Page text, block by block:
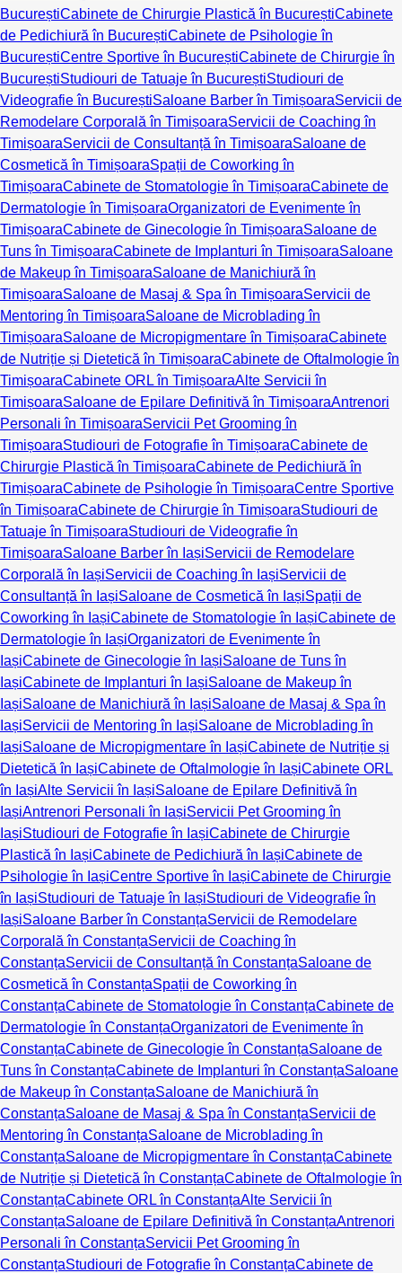
BucureștiCabinete de Chirurgie Plastică în BucureștiCabinete
de Pedichiură în BucureștiCabinete de Psihologie în
BucureștiCentre Sportive în BucureștiCabinete de Chirurgie în
BucureștiStudiouri de Tatuaje în BucureștiStudiouri de
Videografie în BucureștiSaloane Barber în TimișoaraServicii de
Remodelare Corporală în TimișoaraServicii de Coaching în
TimișoaraServicii de Consultanță în TimișoaraSaloane de
Cosmetică în TimișoaraSpații de Coworking în
TimișoaraCabinete de Stomatologie în TimișoaraCabinete de
Dermatologie în TimișoaraOrganizatori de Evenimente în
TimișoaraCabinete de Ginecologie în TimișoaraSaloane de
Tuns în TimișoaraCabinete de Implanturi în TimișoaraSaloane
de Makeup în TimișoaraSaloane de Manichiură în
TimișoaraSaloane de Masaj & Spa în TimișoaraServicii de
Mentoring în TimișoaraSaloane de Microblading în
TimișoaraSaloane de Micropigmentare în TimișoaraCabinete
de Nutriție și Dietetică în TimișoaraCabinete de Oftalmologie în
TimișoaraCabinete ORL în TimișoaraAlte Servicii în
TimișoaraSaloane de Epilare Definitivă în TimișoaraAntrenori
Personali în TimișoaraServicii Pet Grooming în
TimișoaraStudiouri de Fotografie în TimișoaraCabinete de
Chirurgie Plastică în TimișoaraCabinete de Pedichiură în
TimișoaraCabinete de Psihologie în TimișoaraCentre Sportive
în TimișoaraCabinete de Chirurgie în TimișoaraStudiouri de
Tatuaje în TimișoaraStudiouri de Videografie în
TimișoaraSaloane Barber în IașiServicii de Remodelare
Corporală în IașiServicii de Coaching în IașiServicii de
Consultanță în IașiSaloane de Cosmetică în IașiSpații de
Coworking în IașiCabinete de Stomatologie în IașiCabinete de
Dermatologie în IașiOrganizatori de Evenimente în
IașiCabinete de Ginecologie în IașiSaloane de Tuns în
IașiCabinete de Implanturi în IașiSaloane de Makeup în
IașiSaloane de Manichiură în IașiSaloane de Masaj & Spa în
IașiServicii de Mentoring în IașiSaloane de Microblading în
IașiSaloane de Micropigmentare în IașiCabinete de Nutriție și
Dietetică în IașiCabinete de Oftalmologie în IașiCabinete ORL
în IașiAlte Servicii în IașiSaloane de Epilare Definitivă în
IașiAntrenori Personali în IașiServicii Pet Grooming în
IașiStudiouri de Fotografie în IașiCabinete de Chirurgie
Plastică în IașiCabinete de Pedichiură în IașiCabinete de
Psihologie în IașiCentre Sportive în IașiCabinete de Chirurgie
în IașiStudiouri de Tatuaje în IașiStudiouri de Videografie în
IașiSaloane Barber în ConstanțaServicii de Remodelare
Corporală în ConstanțaServicii de Coaching în
ConstanțaServicii de Consultanță în ConstanțaSaloane de
Cosmetică în ConstanțaSpații de Coworking în
ConstanțaCabinete de Stomatologie în ConstanțaCabinete de
Dermatologie în ConstanțaOrganizatori de Evenimente în
ConstanțaCabinete de Ginecologie în ConstanțaSaloane de
Tuns în ConstanțaCabinete de Implanturi în ConstanțaSaloane
de Makeup în ConstanțaSaloane de Manichiură în
ConstanțaSaloane de Masaj & Spa în ConstanțaServicii de
Mentoring în ConstanțaSaloane de Microblading în
ConstanțaSaloane de Micropigmentare în ConstanțaCabinete
de Nutriție și Dietetică în ConstanțaCabinete de Oftalmologie în
ConstanțaCabinete ORL în ConstanțaAlte Servicii în
ConstanțaSaloane de Epilare Definitivă în ConstanțaAntrenori
Personali în ConstanțaServicii Pet Grooming în
ConstanțaStudiouri de Fotografie în ConstanțaCabinete de